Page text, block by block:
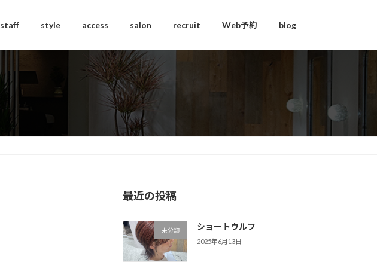
staff style access salon recruit Web予約 blog
最近の投稿
未分類 ショートウルフ
2025年6月13日